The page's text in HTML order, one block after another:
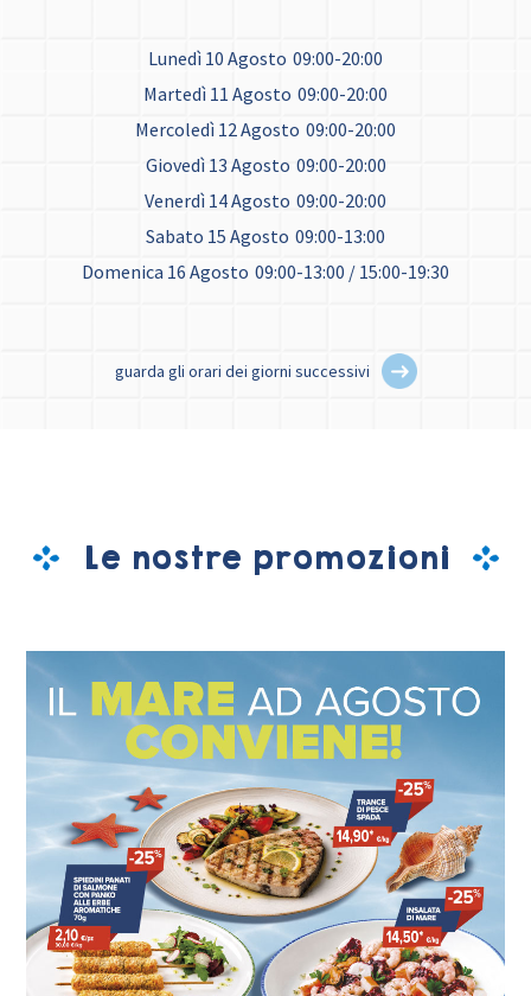
Lunedì 10 Agosto 09:00-20:00
Martedì 11 Agosto 09:00-20:00
Mercoledì 12 Agosto 09:00-20:00
Giovedì 13 Agosto 09:00-20:00
Venerdì 14 Agosto 09:00-20:00
Sabato 15 Agosto 09:00-13:00
Domenica 16 Agosto 09:00-13:00 / 15:00-19:30
guarda gli orari dei giorni successivi
Le nostre promozioni